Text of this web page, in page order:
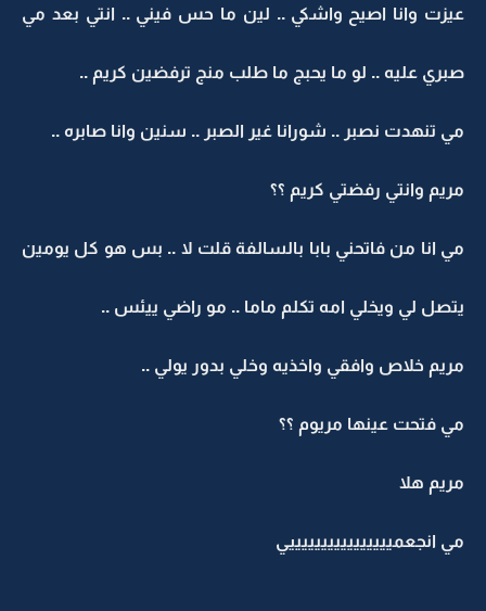
عيزت وانا اصيح واشكي .. لين ما حس فيني .. انتي بعد مي
صبري عليه .. لو ما يحبج ما طلب منج ترفضين كريم ..
مي تنهدت نصبر .. شورانا غير الصبر .. سنين وانا صابره ..
مريم وانتي رفضتي كريم ؟؟
مي انا من فاتحني بابا بالسالفة قلت لا .. بس هو كل يومين
يتصل لي ويخلي امه تكلم ماما .. مو راضي ييئس ..
مريم خلاص وافقي واخذيه وخلي بدور يولي ..
مي فتحت عينها مريوم ؟؟
مريم هلا
مي انجعمييييييييييييييييي